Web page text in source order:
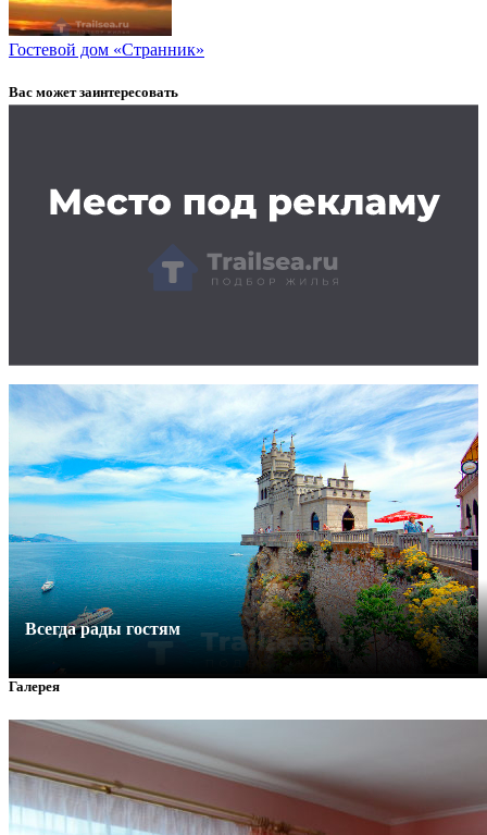
Гостевой дом «Странник»
Вас может заинтересовать
Всегда рады гостям
Галерея